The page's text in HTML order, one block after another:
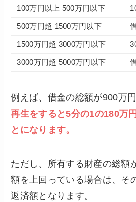
100万円以上 500万円以下
500万円超 1500万円以下
1500万円超 3000万円以下
3000万円超 5000万円以下
例えば、借金の総額が900万
再生をすると5分の1の180万
とになります。
ただし、所有する財産の総額
額を上回っている場合は、そ
返済額となります。